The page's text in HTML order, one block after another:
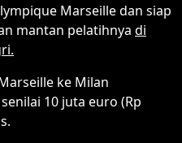
Marseille dan siap
mantan pelatihnya di
ke Milan
10 juta euro (Rp